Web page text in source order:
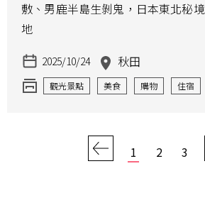
敷、男鹿半島生剝鬼，日本東北秘
地
2025/10/24 秋田
觀光景點 美食 購物 住宿
1 2 3